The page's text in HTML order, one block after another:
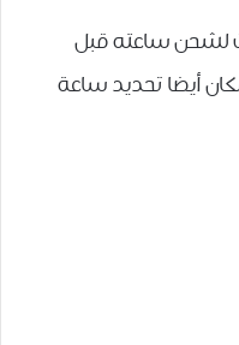
ﻟﺸﺤﻦ ﺳﺎﻋﺘﻪ ﻗﺒﻞ
أيضا ﺗﺤﺪﻳﺪ ﺳﺎﻋﺔ